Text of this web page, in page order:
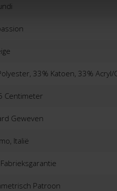
33% Katoen, 33% Acryl/
Centimeter
Geweven
Italië
Fabrieksgarantie
Patroon